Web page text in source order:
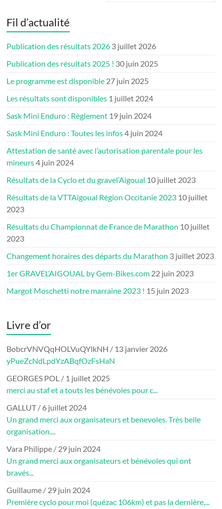
Fil d’actualité
Publication des résultats 2026 3 juillet 2026
Publication des résultats 2025 ! 30 juin 2025
Le programme est disponible 27 juin 2025
Les résultats sont disponibles 1 juillet 2024
Sask Mini Enduro : Règlement 19 juin 2024
Sask Mini Enduro : Toutes les infos4 juin 2024
Attestation de santé avec l’autorisation parentale pour les
mineurs4 juin 2024
Résultats de la Cyclo et du gravel’Aigoual 10 juillet 2023
Résultats de la VTTAigoual Région Occitanie 2023 10 juillet
2023
Résultats du Championnat de France de Marathon 10 juillet
2023
Changement horaires des départs du Marathon 3 juillet 2023
1er GRAVEL’AIGOUAL by Gem-Bikes.com 22 juin 2023
Margot Moschetti notre marraine 2023 ! 15 juin 2023
Livre d’or
BobcrVNVQqHOLVuQYlkNH / 13 janvier 2026
yPueZcNdLpdYzABqfOzFsHaN
GEORGES POL / 1 juillet 2025
merci au staf et a touts les bénévoles pour c...
GALLUT/ 6 juillet 2024
Un grand merci aux organisateurs et benevoles. Très belle
organisation....
Vara Philippe / 29 juin 2024
Un grand merci aux organisateurs et bénévoles qui ont
bravés...
Guillaume / 29 juin 2024
Première cyclo pour moi (quézac 106km) et pas la dernière,...